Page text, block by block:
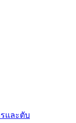
และตับ